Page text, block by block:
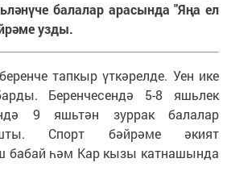
балалар арасында "Яңа ел
узды.
тапкыр үткәрелде. Уен ике
Беренчесендә 5-8 яшьлек
9 яшьтән зуррак балалар
Спорт бәйрәме әкият
бабай һәм Кар кызы катнашында